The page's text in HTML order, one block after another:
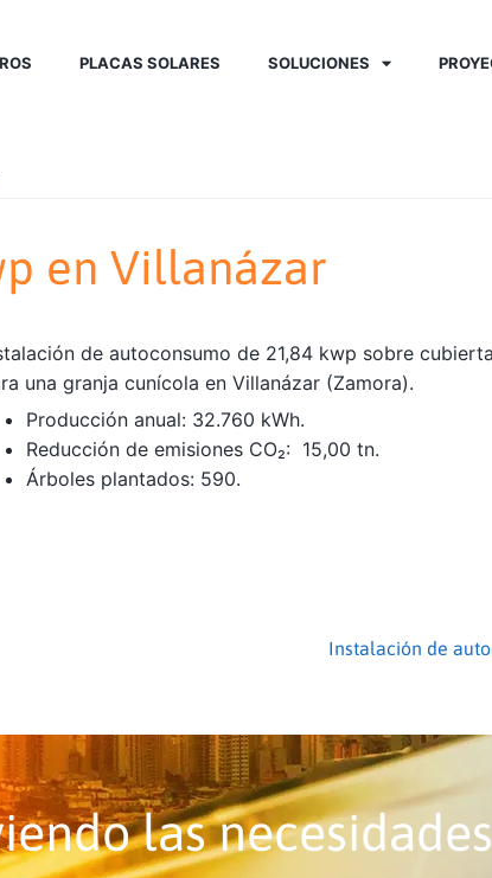
PLACAS SOLARES SOLUCIONES
en Villanázar
de autoconsumo de 21,84 kwp sobre
una granja cunícola en Villanázar (Zamora).
Producción anual: 32.760 kWh.
Reducción de emisiones CO₂: 15,00 tn.
Árboles plantados: 590.
las